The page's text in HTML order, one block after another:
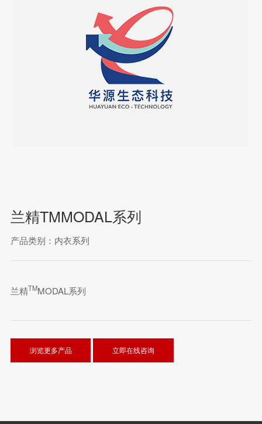
兰精TMMODAL系列
产品类别：内衣系列
兰精TMMODAL系列
浏览更多产品 立即在线咨询